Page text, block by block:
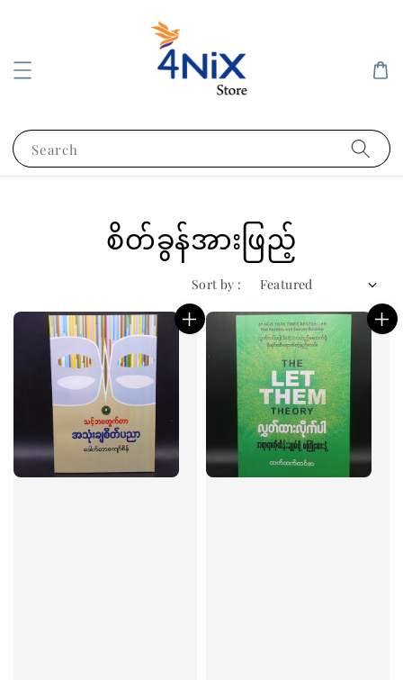
Search
စိတ်ခွန်အားဖြည့်
Sort by :